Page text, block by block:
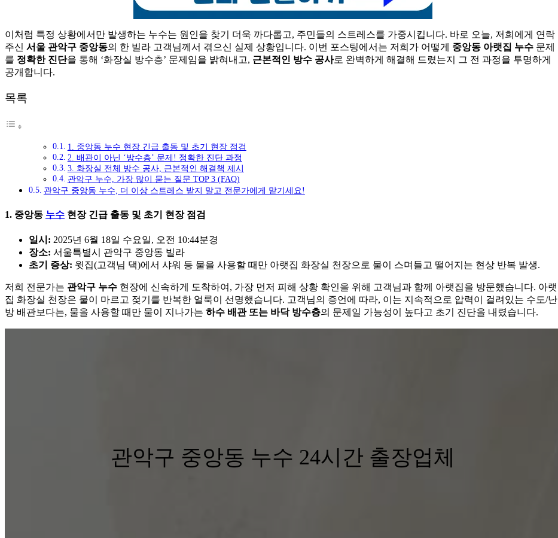
이처럼 특정 상황에서만 발생하는 누수는 원인을 찾기 더욱 까다롭고, 주민들의 스트레스를 가중시킵니다. 바로 오늘, 저희에게 연락
주신 서울 관악구 중앙동의 한 빌라 고객님께서 겪으신 실제 상황입니다. 이번 포스팅에서는 저희가 어떻게 중앙동 아랫집 누수 문제
를 정확한 진단을 통해 ‘화장실 방수층’ 문제임을 밝혀내고, 근본적인 방수 공사로 완벽하게 해결해 드렸는지 그 전 과정을 투명하게
공개합니다.
목록
1. 중앙동 누수 현장 긴급 출동 및 초기 현장 점검
2. 배관이 아닌 ‘방수층’ 문제! 정확한 진단 과정
3. 화장실 전체 방수 공사, 근본적인 해결책 제시
관악구 누수, 가장 많이 묻는 질문 TOP 3 (FAQ)
관악구 중앙동 누수, 더 이상 스트레스 받지 말고 전문가에게 맡기세요!
1. 중앙동 누수 현장 긴급 출동 및 초기 현장 점검
일시: 2025년 6월 18일 수요일, 오전 10:44분경
장소: 서울특별시 관악구 중앙동 빌라
초기 증상: 윗집(고객님 댁)에서 샤워 등 물을 사용할 때만 아랫집 화장실 천장으로 물이 스며들고 떨어지는 현상 반복 발생.
저희 전문가는 관악구 누수 현장에 신속하게 도착하여, 가장 먼저 피해 상황 확인을 위해 고객님과 함께 아랫집을 방문했습니다. 아랫
집 화장실 천장은 물이 마르고 젖기를 반복한 얼룩이 선명했습니다. 고객님의 증언에 따라, 이는 지속적으로 압력이 걸려있는 수도/난
방 배관보다는, 물을 사용할 때만 물이 지나가는 하수 배관 또는 바닥 방수층의 문제일 가능성이 높다고 초기 진단을 내렸습니다.
관악구 중앙동 누수 24시간 출장업체